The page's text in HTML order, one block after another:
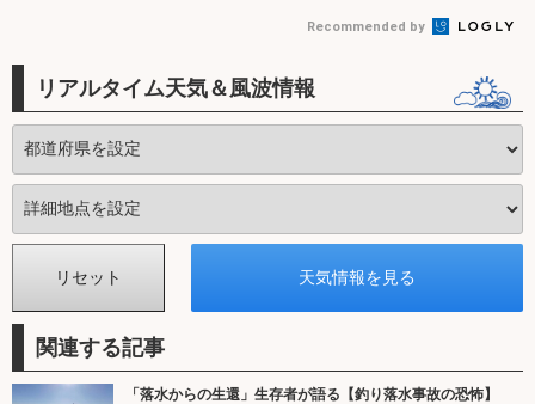
Recommended by
リアルタイム天気＆風波情報
関連する記事
「落水からの生還」生存者が語る【釣り落水事故の恐怖】